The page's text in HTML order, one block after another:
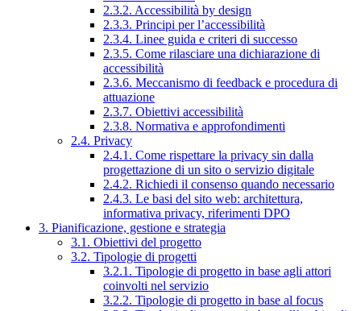
2.3.2. Accessibilità by design
2.3.3. Principi per l’accessibilità
2.3.4. Linee guida e criteri di successo
2.3.5. Come rilasciare una dichiarazione di
accessibilità
2.3.6. Meccanismo di feedback e procedura di
attuazione
2.3.7. Obiettivi accessibilità
2.3.8. Normativa e approfondimenti
2.4. Privacy
2.4.1. Come rispettare la privacy sin dalla
progettazione di un sito o servizio digitale
2.4.2. Richiedi il consenso quando necessario
2.4.3. Le basi del sito web: architettura,
informativa privacy, riferimenti DPO
3. Pianificazione, gestione e strategia
3.1. Obiettivi del progetto
3.2. Tipologie di progetti
3.2.1. Tipologie di progetto in base agli attori
coinvolti nel servizio
3.2.2. Tipologie di progetto in base al focus